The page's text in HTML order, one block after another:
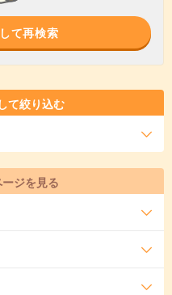
て再検索
て絞り込む
ジを見る